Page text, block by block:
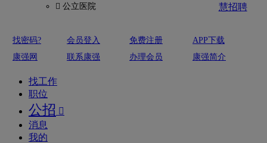
 公立医院
慧招聘
找密码? 会员登入 免费注册
APP下载
康强网
联系康强 办理会员 康强简介
找工作
职位
公招 
消息
我的